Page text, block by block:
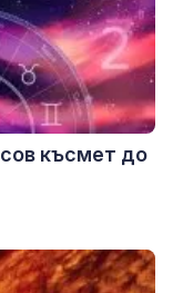
късмет до